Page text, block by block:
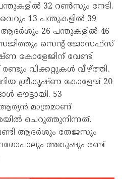
32 റൺസും നേടി.
13 പന്തുകളിൽ 39
26 പന്തുകളിൽ 46
സെന്റ് ജോസഫ്സ്
കോളേജിന് വേണ്ടി
വിക്കറ്റുകൾ വീഴ്ത്തി.
ശ്രീകൃഷ്ണ കോളേജ് 20
ഔട്ടായി. 53
മാത്രമാണ്
ചെറുത്തുനിന്നത്.
ആദർശും തേജസും
അങ്കുഷും രണ്ട്